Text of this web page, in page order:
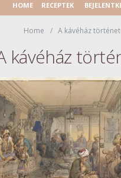
HOME RECEPTEK
Home A kávéház
kávéház